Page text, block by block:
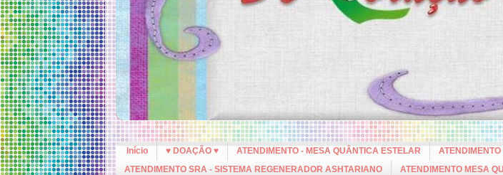
Início ♥ DOAÇÃO ♥ ATENDIMENTO - MESA QUÂNTICA ESTELAR
ATENDIMENTO SRA - SISTEMA REGENERADOR ASHTARIANO
ATENDIMENTO MESA